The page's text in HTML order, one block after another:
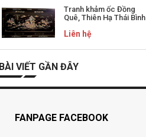
Tranh khảm ốc Đồng
Quê, Thiên Hạ Thái Bình
Liên hệ
BÀI VIẾT GẦN ĐÂY
FANPAGE FACEBOOK